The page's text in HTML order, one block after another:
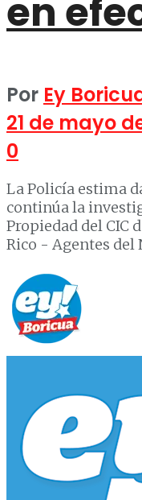
en
Por Ey
21 de mayo
0
La Policía estima
continúa la
Propiedad del CIC
Rico - Agentes del